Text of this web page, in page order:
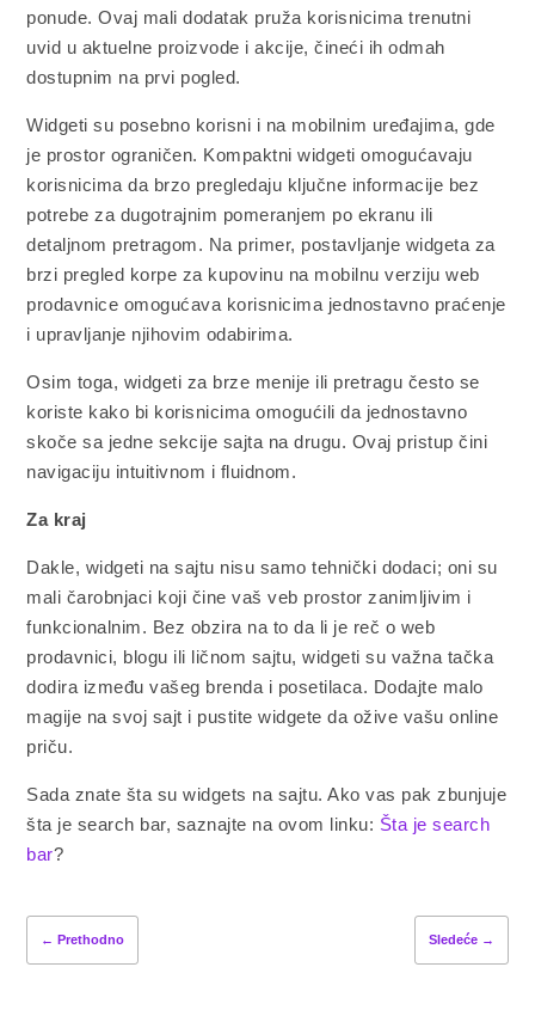
ponude. Ovaj mali dodatak pruža korisnicima trenutni
uvid u aktuelne proizvode i akcije, čineći ih odmah
dostupnim na prvi pogled.
Widgeti su posebno korisni i na mobilnim uređajima, gde
je prostor ograničen. Kompaktni widgeti omogućavaju
korisnicima da brzo pregledaju ključne informacije bez
potrebe za dugotrajnim pomeranjem po ekranu ili
detaljnom pretragom. Na primer, postavljanje widgeta za
brzi pregled korpe za kupovinu na mobilnu verziju web
prodavnice omogućava korisnicima jednostavno praćenje
i upravljanje njihovim odabirima.
Osim toga, widgeti za brze menije ili pretragu često se
koriste kako bi korisnicima omogućili da jednostavno
skoče sa jedne sekcije sajta na drugu. Ovaj pristup čini
navigaciju intuitivnom i fluidnom.
Za kraj
Dakle, widgeti na sajtu nisu samo tehnički dodaci; oni su
mali čarobnjaci koji čine vaš veb prostor zanimljivim i
funkcionalnim. Bez obzira na to da li je reč o web
prodavnici, blogu ili ličnom sajtu, widgeti su važna tačka
dodira između vašeg brenda i posetilaca. Dodajte malo
magije na svoj sajt i pustite widgete da ožive vašu online
priču.
Sada znate šta su widgets na sajtu. Ako vas pak zbunjuje
šta je search bar, saznajte na ovom linku: Šta je search
bar?
← Prethodno Sledeće→